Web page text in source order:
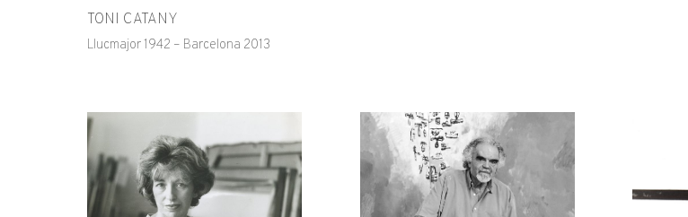
TONI CATANY
Llucmajor 1942 – Barcelona 2013